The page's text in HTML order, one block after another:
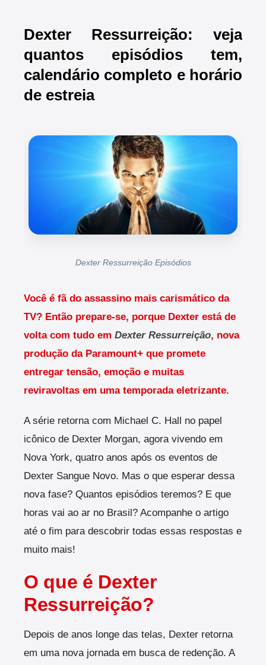
Dexter Ressurreição: veja
quantos episódios tem,
calendário completo e horário
de estreia
Dexter Ressurreição Episódios
Você é fã do assassino mais carismático da
TV? Então prepare-se, porque Dexter está de
volta com tudo em Dexter Ressurreição, nova
produção da Paramount+ que promete
entregar tensão, emoção e muitas
reviravoltas em uma temporada eletrizante.
A série retorna com Michael C. Hall no papel
icônico de Dexter Morgan, agora vivendo em
Nova York, quatro anos após os eventos de
Dexter Sangue Novo. Mas o que esperar dessa
nova fase? Quantos episódios teremos? E que
horas vai ao ar no Brasil? Acompanhe o artigo
até o fim para descobrir todas essas respostas e
muito mais!
O que é Dexter
Ressurreição?
Depois de anos longe das telas, Dexter retorna
em uma nova jornada em busca de redenção. A